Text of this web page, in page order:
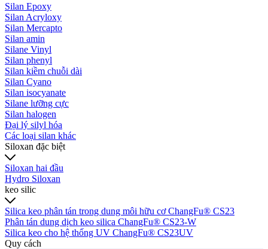
Silan Epoxy
Silan Acryloxy
Silan Mercapto
Silan amin
Silane Vinyl
Silan phenyl
Silan kiềm chuỗi dài
Silan Cyano
Silan isocyanate
Silane lưỡng cực
Silan halogen
Đại lý silyl hóa
Các loại silan khác
Siloxan đặc biệt
Siloxan hai đầu
Hydro Siloxan
keo silic
Silica keo phân tán trong dung môi hữu cơ ChangFu® CS23
Phân tán dung dịch keo silica ChangFu® CS23-W
Silica keo cho hệ thống UV ChangFu® CS23UV
Quy cách